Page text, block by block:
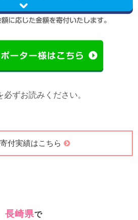
必ずお読みください。
付実績はこちら
長崎県で